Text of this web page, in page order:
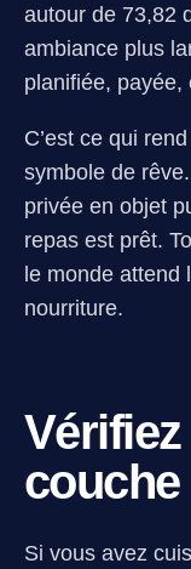
autour de 73,82
ambiance plus
planifiée, payée,
C’est ce qui
symbole de
privée en objet
repas est prêt.
le monde attend
nourriture.
Vérifiez
couche
Si vous avez